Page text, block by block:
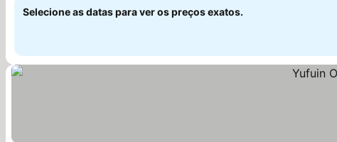
Selecione as datas para ver os preços exatos.